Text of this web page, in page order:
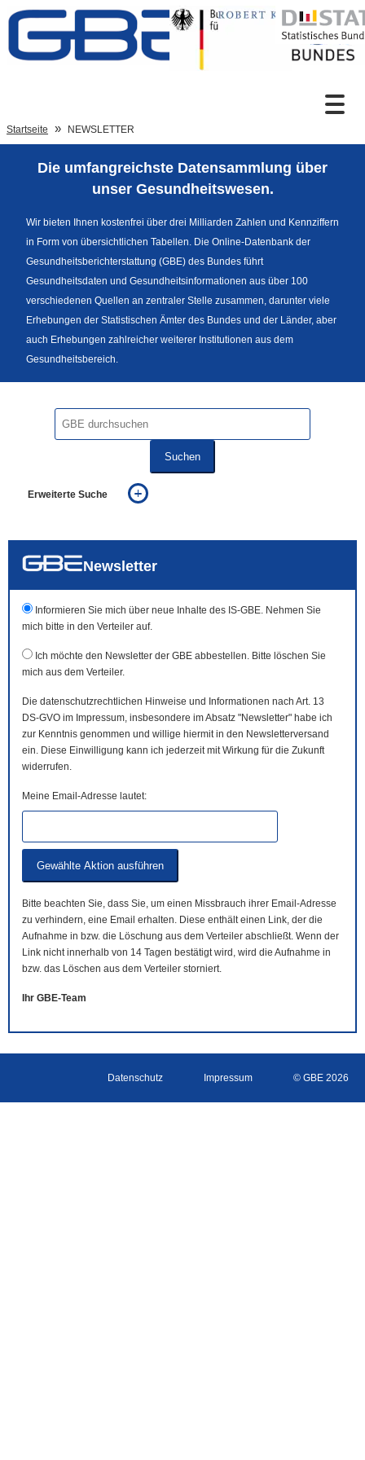
Zum Inhalt
Sprachumschaltung
Fußzeile
Startseite NEWSLETTER
Die umfangreichste Datensammlung über
unser Gesundheitswesen.
Wir bieten Ihnen kostenfrei über drei Milliarden Zahlen und Kennziffern
in Form von übersichtlichen Tabellen. Die Online-Datenbank der
Gesundheitsberichterstattung (GBE) des Bundes führt
Gesundheitsdaten und Gesundheitsinformationen aus über 100
verschiedenen Quellen an zentraler Stelle zusammen, darunter viele
Erhebungen der Statistischen Ämter des Bundes und der Länder, aber
auch Erhebungen zahlreicher weiterer Institutionen aus dem
Gesundheitsbereich.
Suchen
Erweiterte Suche
auch in allen Texten suchen (Volltextsuche)
Newsletter
Informieren Sie mich über neue Inhalte des IS-GBE. Nehmen Sie
mich bitte in den Verteiler auf.
Ich möchte den Newsletter der GBE abbestellen. Bitte löschen Sie
mich aus dem Verteiler.
Die datenschutzrechtlichen Hinweise und Informationen nach Art. 13
DS-GVO im Impressum, insbesondere im Absatz "Newsletter" habe ich
zur Kenntnis genommen und willige hiermit in den Newsletterversand
ein. Diese Einwilligung kann ich jederzeit mit Wirkung für die Zukunft
widerrufen.
Meine Email-Adresse lautet:
Bitte beachten Sie, dass Sie, um einen Missbrauch ihrer Email-Adresse
zu verhindern, eine Email erhalten. Diese enthält einen Link, der die
Aufnahme in bzw. die Löschung aus dem Verteiler abschließt. Wenn der
Link nicht innerhalb von 14 Tagen bestätigt wird, wird die Aufnahme in
bzw. das Löschen aus dem Verteiler storniert.
Ihr GBE-Team
Datenschutz Impressum © GBE 2026